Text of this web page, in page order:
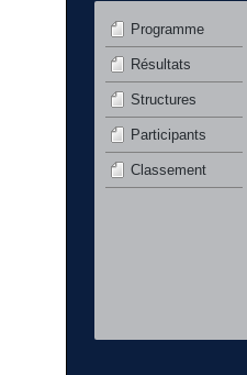
Programme
Résultats
Structures
Participants
Classement